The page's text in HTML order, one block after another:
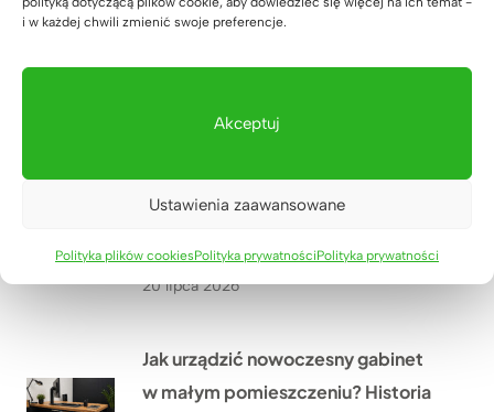
i w każdej chwili zmienić swoje preferencje.
Akceptuj
Ustawienia zaawansowane
Polityka plików cookiesPolityka prywatnościPolityka prywatności
Jakie meble biurowe wykonaliśmy
21 lipca 2026
Co przekonało Pana Artura z
dębowym blatem?
20 lipca 2026
Jak urządzić nowoczesny gabinet
w małym pomieszczeniu? Historia